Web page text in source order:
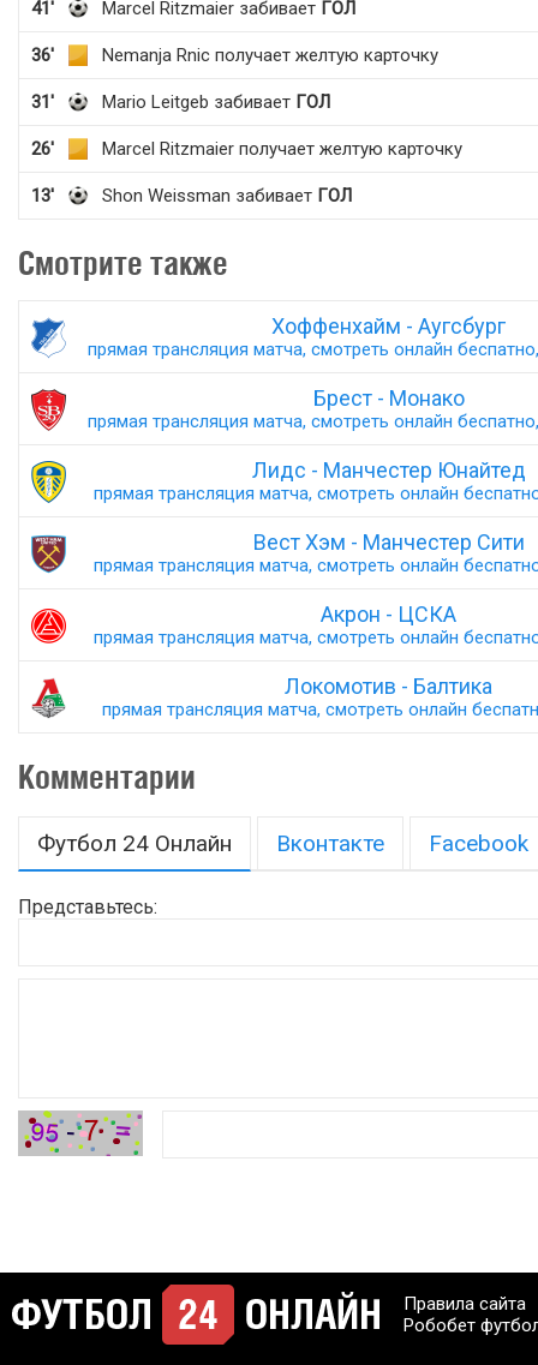
41' Marcel Ritzmaier забивает ГОЛ
36' Nemanja Rnic получает желтую карточку
31' Mario Leitgeb забивает ГОЛ
26' Marcel Ritzmaier получает желтую карточку
13' Shon Weissman забивает ГОЛ
Смотрите также
Хоффенхайм - Аугсбург
прямая трансляция матча, смотреть онлайн
Брест - Монако
прямая трансляция матча, смотреть онлайн
Лидс - Манчестер Юнайтед
прямая трансляция матча, смотреть онлайн
Вест Хэм - Манчестер Сити
прямая трансляция матча, смотреть онлайн
Акрон - ЦСКА
прямая трансляция матча, смотреть онлайн
Локомотив - Балтика
прямая трансляция матча, смотреть онлайн
Комментарии
Футбол 24 Онлайн Вконтакте Facebook
Представьтесь:
Правила сайта
Робобет